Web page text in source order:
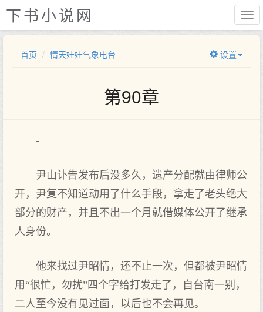
下书小说网
首页 情天娃娃气象电台 设置
第90章
-
尹山讣告发布后没多久，遗产分配就由律师公
开，尹复不知道动用了什么手段，拿走了老头绝大
部分的财产，并且不出一个月就借媒体公开了继承
人身份。
他来找过尹昭情，还不止一次，但都被尹昭情
用“很忙，勿扰”四个字给打发走了，自台南一别，
二人至今没有见过面，以后也不会再见。